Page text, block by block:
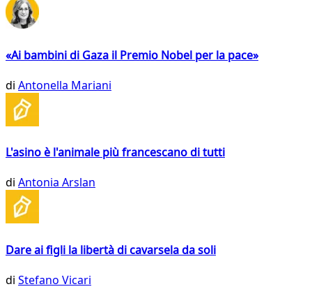
«Ai bambini di Gaza il Premio Nobel per la pace»
di Antonella Mariani
L'asino è l'animale più francescano di tutti
di Antonia Arslan
Dare ai figli la libertà di cavarsela da soli
di Stefano Vicari